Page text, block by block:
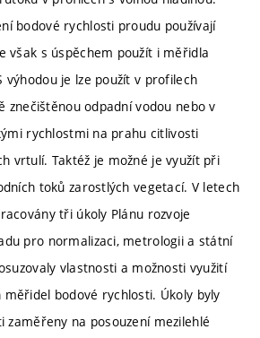
bodové rychlosti proudu používají
však s úspěchem použít i měřidla
výhodou je lze použít v profilech
znečištěnou odpadní vodou nebo v
rychlostmi na prahu citlivosti
vrtulí. Taktéž je možné je využít při
toků zarostlých vegetací. V letech
tři úkoly Plánu rozvoje
pro normalizaci, metrologii a státní
vlastnosti a možnosti využití
bodové rychlosti. Úkoly byly
na posouzení mezilehlé